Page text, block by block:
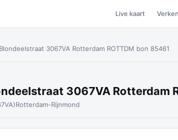
Live kaart
3067VA Rotterdam ROTTDM bon 85461
3067VA Rotterdam
Rotterdam-Rijnmond